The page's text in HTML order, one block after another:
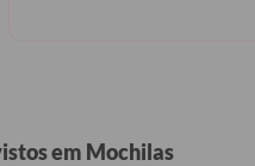
em Mochilas